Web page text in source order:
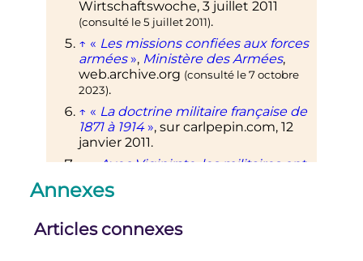
Wirtschaftswoche, 3 juillet 2011
(consulté le5 juillet 2011).
↑ « Les missions confiées aux forces
armées », Ministère des Armées,
web.archive.org (consulté le7 octobre
2023).
↑ « La doctrine militaire française de
1871 à 1914 », sur carlpepin.com, 12
janvier 2011.
↑« Avec Vigipirate, les militaires ont
février 2014
la Marine »,Soldat de métier
Annexes
Articles connexes